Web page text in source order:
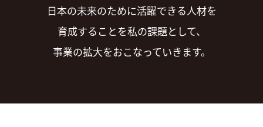
日本の未来のために活躍できる人材を
育成することを私の課題として、
事業の拡大をおこなっていきます。